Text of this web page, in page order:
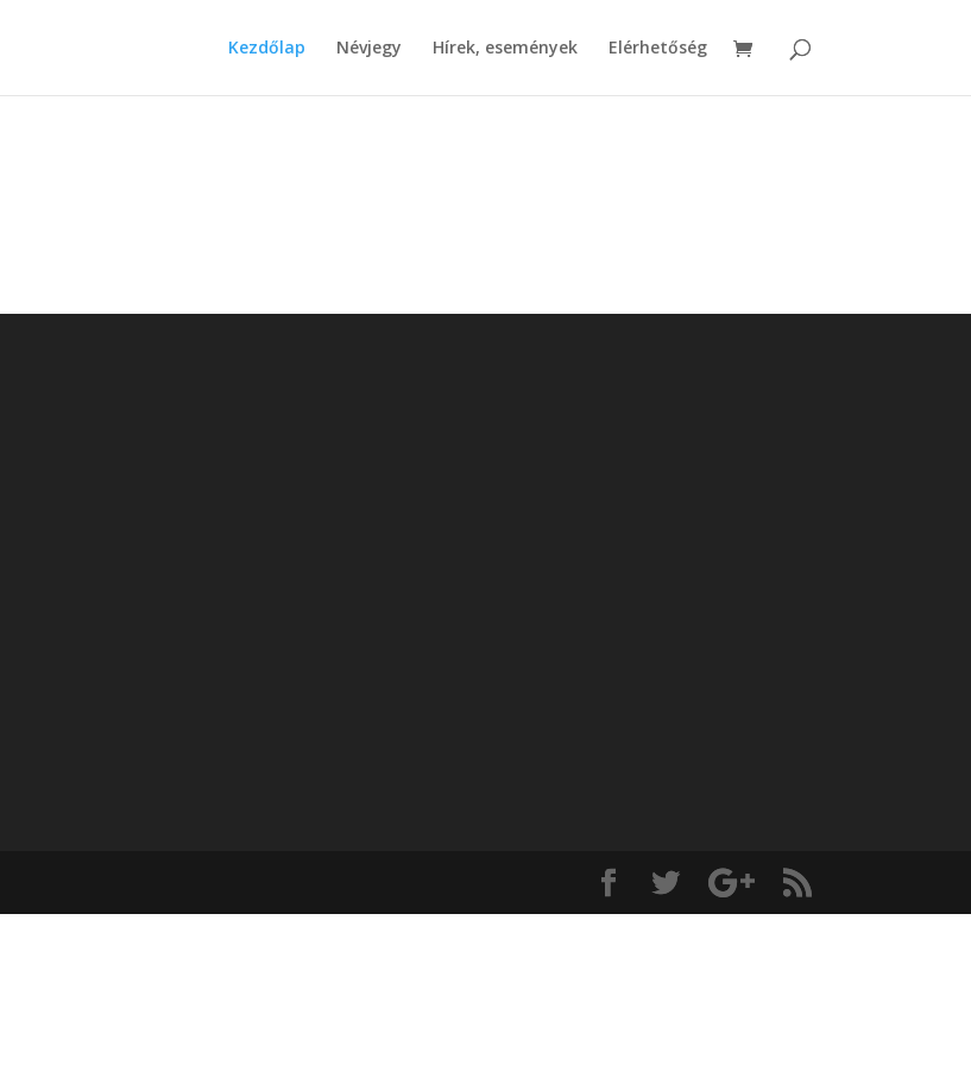
Kezdőlap Névjegy Hírek, események Elérhetőség